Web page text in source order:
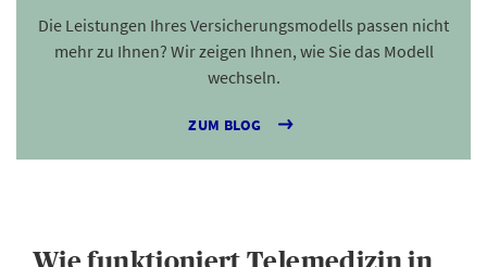
Die Leistungen Ihres Versicherungsmodells passen nicht
mehr zu Ihnen? Wir zeigen Ihnen, wie Sie das Modell
wechseln.
ZUM BLOG
Wie funktioniert Telemedizin in